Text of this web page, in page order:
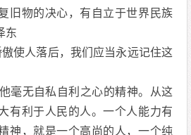
旧物的决心，有自立于世界民族
东
使人落后，我们应当永远记住这
毫无自私自利之心的精神。从这
有利于人民的人。一个人能力有
神，就是一个高尚的人，一个纯